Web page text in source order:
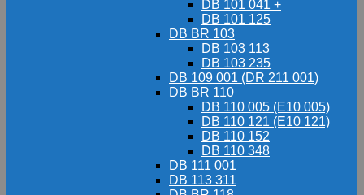
DB 101 041 +
DB 101 125
DB BR 103
DB 103 113
DB 103 235
DB 109 001 (DR 211 001)
DB BR 110
DB 110 005 (E10 005)
DB 110 121 (E10 121)
DB 110 152
DB 110 348
DB 111 001
DB 113 311